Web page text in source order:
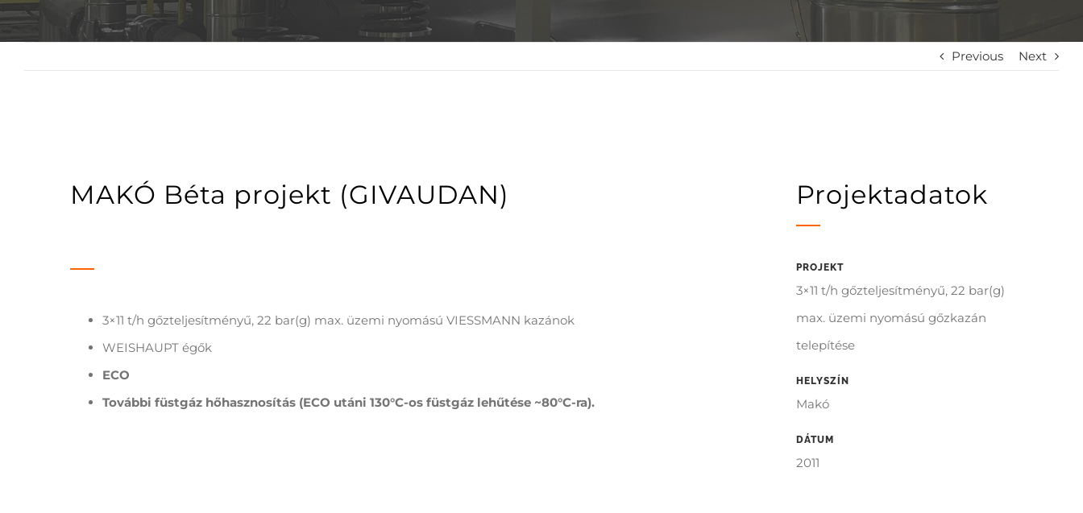
Previous Next
MAKÓ Béta projekt (GIVAUDAN)
3×11 t/h gőzteljesítményű, 22 bar(g) max. üzemi nyomású VIESSMANN kazánok
WEISHAUPT égők
ECO
További füstgáz hőhasznosítás (ECO utáni 130°C-os füstgáz lehűtése ~80°C-ra).
Projektadatok
PROJEKT
3×11 t/h gőzteljesítményű, 22 bar(g)
max. üzemi nyomású gőzkazán
telepítése
HELYSZÍN
Makó
DÁTUM
2011